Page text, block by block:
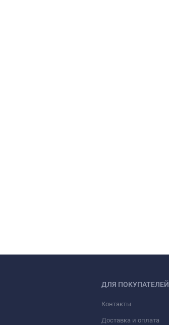
ДЛЯ ПОКУПАТЕЛЕЙ
Контакты
Доставка и оплата